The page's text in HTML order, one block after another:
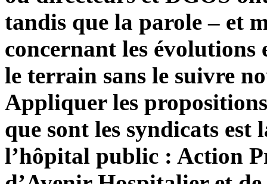
tandis que la parole – et
concernant les évolutions
le terrain sans le suivre
Appliquer les
que sont les syndicats est
l’hôpital public : Action